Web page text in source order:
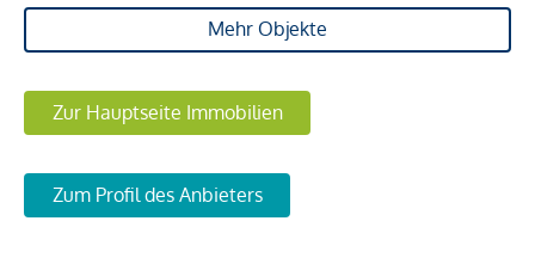
Mehr Objekte
Zur Hauptseite Immobilien
Zum Profil des Anbieters